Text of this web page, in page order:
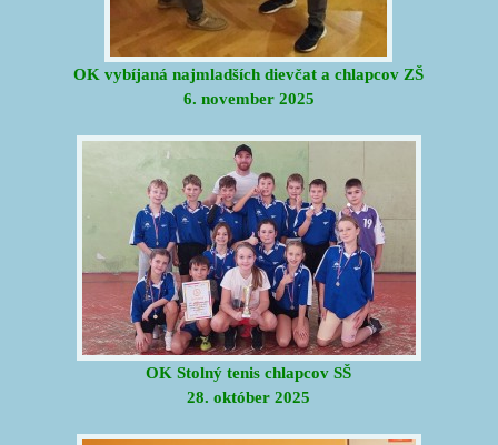
OK vybíjaná najmladších dievčat a chlapcov ZŠ
6. november 2025
OK Stolný tenis chlapcov SŠ
28. október 2025